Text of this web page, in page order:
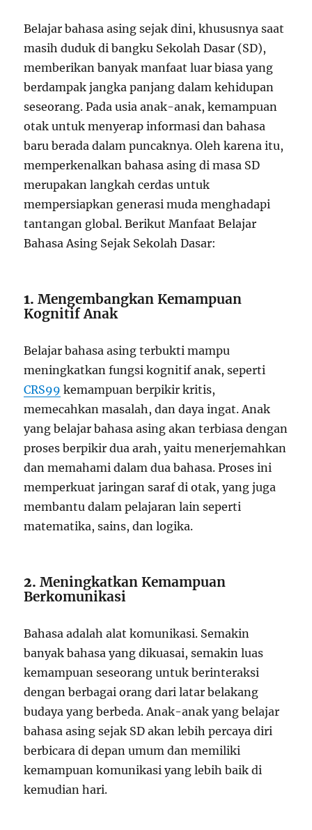
Belajar bahasa asing sejak dini, khususnya saat
masih duduk di bangku Sekolah Dasar (SD),
memberikan banyak manfaat luar biasa yang
berdampak jangka panjang dalam kehidupan
seseorang. Pada usia anak-anak, kemampuan
otak untuk menyerap informasi dan bahasa
baru berada dalam puncaknya. Oleh karena itu,
memperkenalkan bahasa asing di masa SD
merupakan langkah cerdas untuk
mempersiapkan generasi muda menghadapi
tantangan global. Berikut Manfaat Belajar
Bahasa Asing Sejak Sekolah Dasar:
1.Mengembangkan Kemampuan
Kognitif Anak
Belajar bahasa asing terbukti mampu
meningkatkan fungsi kognitif anak, seperti
CRS99 kemampuan berpikir kritis,
memecahkan masalah, dan daya ingat. Anak
yang belajar bahasa asing akan terbiasa dengan
proses berpikir dua arah, yaitu menerjemahkan
dan memahami dalam dua bahasa. Proses ini
memperkuat jaringan saraf di otak, yang juga
membantu dalam pelajaran lain seperti
matematika, sains, dan logika.
2.Meningkatkan Kemampuan
Berkomunikasi
Bahasa adalah alat komunikasi. Semakin
banyak bahasa yang dikuasai, semakin luas
kemampuan seseorang untuk berinteraksi
dengan berbagai orang dari latar belakang
budaya yang berbeda. Anak-anak yang belajar
bahasa asing sejak SD akan lebih percaya diri
berbicara di depan umum dan memiliki
kemampuan komunikasi yang lebih baik di
kemudian hari.